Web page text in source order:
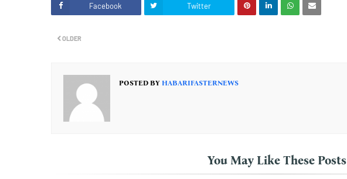
Facebook Twitter
OLDER
POSTED BY HABARIFASTERNEWS
You May Like These Posts